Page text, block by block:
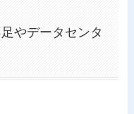
やデータセンタ